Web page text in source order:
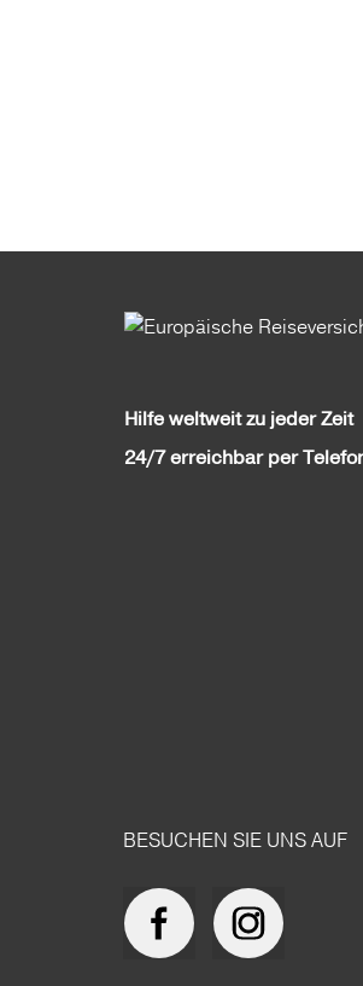
Hilfe weltweit zu jeder Zeit
24/7 erreichbar per
BESUCHEN SIE UNS AUF